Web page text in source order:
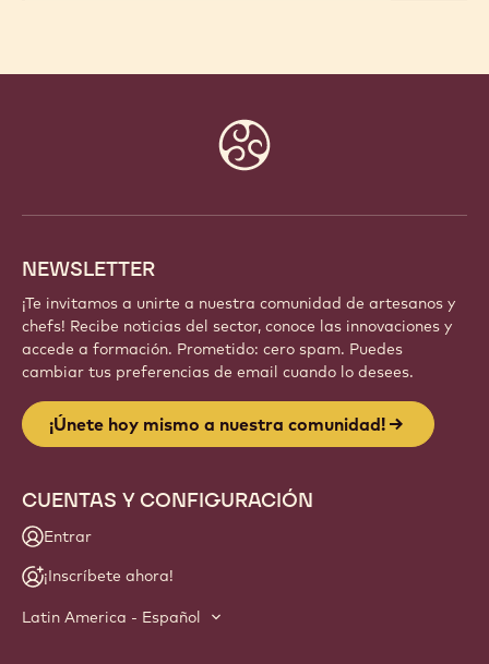
NEWSLETTER
¡Te invitamos a unirte a nuestra comunidad de artesanos y
chefs! Recibe noticias del sector, conoce las innovaciones y
accede a formación. Prometido: cero spam. Puedes
cambiar tus preferencias de email cuando lo desees.
¡Únete hoy mismo a nuestra comunidad!
CUENTAS Y CONFIGURACIÓN
Entrar
¡Inscríbete ahora!
Latin America - Español